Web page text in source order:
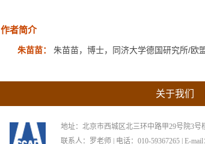
作者简介
朱苗苗： 朱苗苗，博士，同济大学德国研究所/欧
关于我们
地址：北京市西城区北三环中路甲29号院3号
联系人：罗老师 | 电话：010-59367265 | E-mail